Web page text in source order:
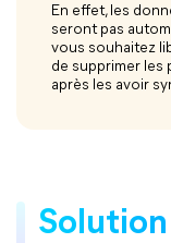
En effet, les
seront pas
vous souhaitez
de supprimer
après les avoir
Solution